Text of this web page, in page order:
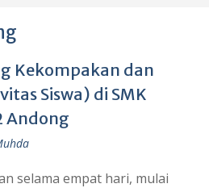
Kekompakan dan
Siswa) di SMK
Andong
selama empat hari, mulai